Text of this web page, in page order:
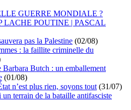
GUERRE MONDIALE ?
LACHE POUTINE | PASCAL
pas la Palestine (02/08)
: la faillite criminelle du
Butch : un emballement
(01/08)
n’est plus rien, soyons tout (31/07)
un terrain de la bataille antifasciste